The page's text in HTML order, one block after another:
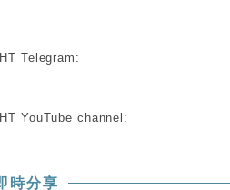
Telegram:
YouTube channel:
時分享